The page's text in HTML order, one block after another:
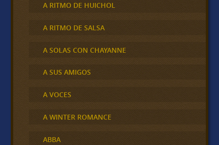
A RITMO DE HUICHOL
A RITMO DE SALSA
A SOLAS CON CHAYANNE
A SUS AMIGOS
A VOCES
A WINTER ROMANCE
ABBA